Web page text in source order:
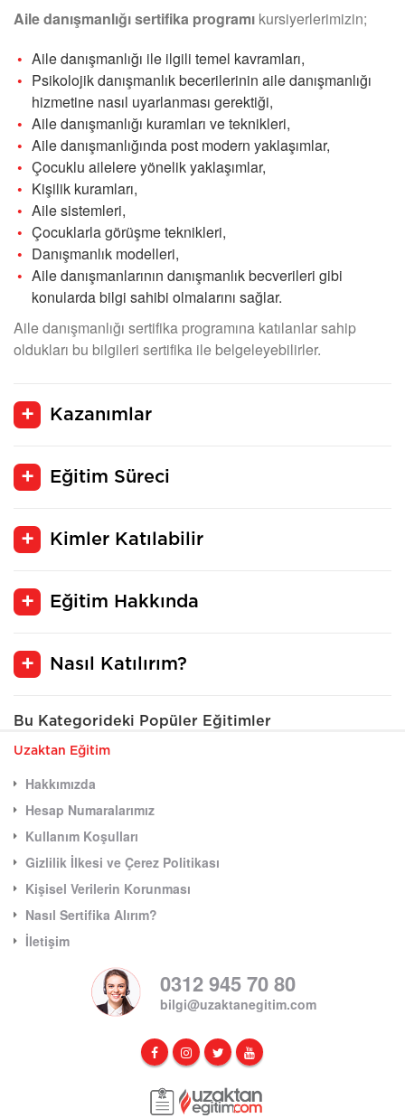
Aile danışmanlığı sertifika programı kursiyerlerimizin;
Aile danışmanlığı ile ilgili temel kavramları,
Psikolojik danışmanlık becerilerinin aile danışmanlığı
hizmetine nasıl uyarlanması gerektiği,
Aile danışmanlığı kuramları ve teknikleri,
Aile danışmanlığında post modern yaklaşımlar,
Çocuklu ailelere yönelik yaklaşımlar,
Kişilik kuramları,
Aile sistemleri,
Çocuklarla görüşme teknikleri,
Danışmanlık modelleri,
Aile danışmanlarının danışmanlık becverileri gibi
konularda bilgi sahibi olmalarını sağlar.
Aile danışmanlığı sertifika programına katılanlar sahip
oldukları bu bilgileri sertifika ile belgeleyebilirler.
Kazanımlar
Eğitim Süreci
Kimler Katılabilir
Eğitim Hakkında
Nasıl Katılırım?
Bu Kategorideki Popüler Eğitimler
Uzaktan Eğitim
Hakkımızda
Hesap Numaralarımız
Kullanım Koşulları
Gizlilik İlkesi ve Çerez Politikası
Kişisel Verilerin Korunması
Nasıl Sertifika Alırım?
İletişim
0312 945 70 80
bilgi@uzaktanegitim.com